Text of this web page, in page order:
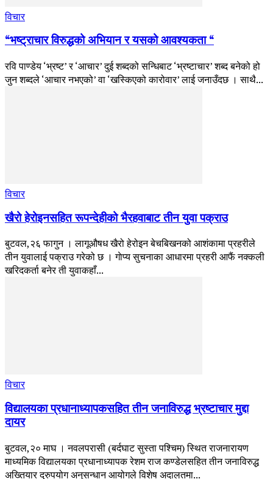
विचार
“भष्ट्राचार विरुद्धको अभियान र यसको आवश्यकता “
रवि पाण्डेय ‘भ्रष्ट’ र ‘आचार’ दुई शब्दको सन्धिबाट ‘भ्रष्टाचार’ शब्द बनेको हो
जुन शब्दले ‘आचार नभएको’ वा ‘खस्किएको कारोवार’ लाई जनाउँदछ । साथै...
विचार
खैरो हेरोइनसहित रूपन्देहीको भैरहवाबाट तीन युवा पक्राउ
बुटवल,२६ फागुन । लागूऔषध खैरो हेरोइन बेचबिखनको आशंकामा प्रहरीले
तीन युवालाई पक्राउ गरेको छ । गाेप्य सुचनाका आधारमा प्रहरी आफैं नक्कली
खरिदकर्ता बनेर ती युवाकहाँ...
विचार
विद्यालयका प्रधानाध्यापकसहित तीन जनाविरुद्ध भ्रष्टाचार मुद्दा
दायर
बुटवल,२० माघ । नवलपरासी (बर्दघाट सुस्ता पश्चिम) स्थित राजनारायण
माध्यमिक विद्यालयका प्रधानाध्यापक रेशम राज कण्डेलसहित तीन जनाविरुद्ध
अख्तियार दुरुपयोग अनुसन्धान आयोगले विशेष अदालतमा...